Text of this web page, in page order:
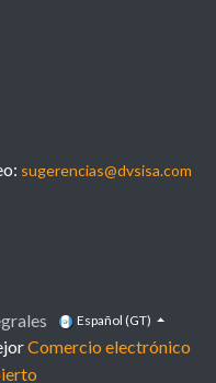
sugerencias@dvsisa.com
Español (GT)
Comercio electrónico